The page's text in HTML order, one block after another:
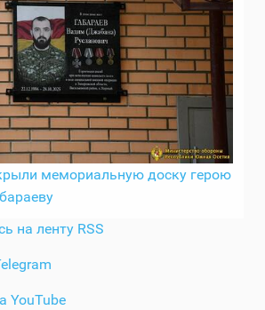
мемориальную доску герою
на ленту RSS
YouTube